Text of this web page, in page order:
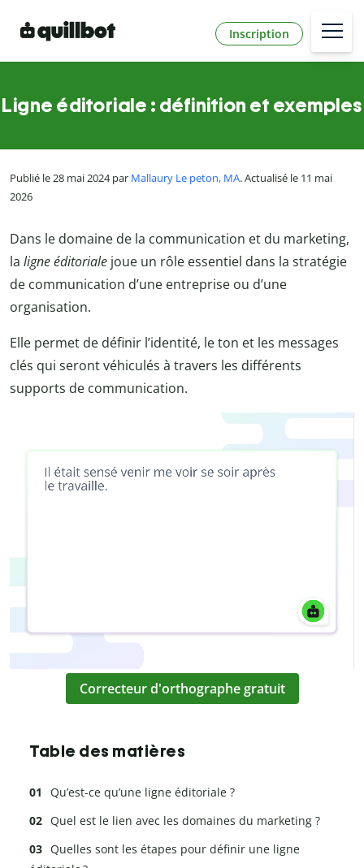
Inscription
Ligne éditoriale : définition et exemples
Publié le 28 mai 2024 par Mallaury Le peton, MA. Actualisé le 11 mai
2026
Dans le domaine de la communication et du marketing,
la ligne éditoriale joue un rôle essentiel dans la stratégie
de communication d’une entreprise ou d’une
organisation.
Elle permet de définir l’identité, le ton et les messages
clés qui seront véhiculés à travers les différents
supports de communication.
Correcteur d'orthographe gratuit
Table des matières
Qu’est-ce qu’une ligne éditoriale ?
Quel est le lien avec les domaines du marketing ?
Quelles sont les étapes pour définir une ligne